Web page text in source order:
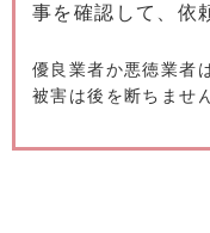
事を確認して、依
優良業者か悪徳業者
被害は後を断ちませ